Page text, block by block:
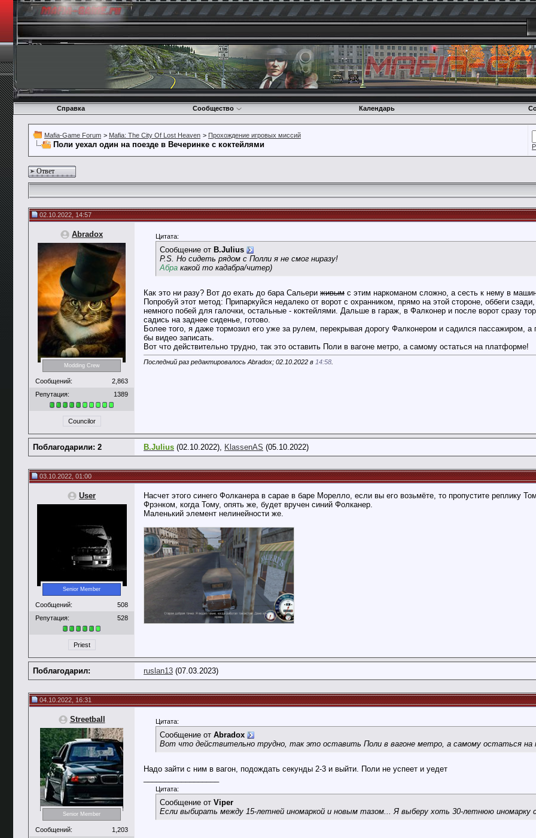
Справка Сообщество Календарь
Mafia-Game Forum > Mafia: The City Of Lost Heaven > Прохождение игровых миссий
Поли уехал один на поезде в Вечеринке с коктейлями
Ответ
02.10.2022, 14:57
Abradox
Modding Crew
Сообщений:
2,863
Репутация:
1389
Councilor
Цитата:
Сообщение от B.Julius
P.S. Но сидеть рядом с Полли я не смог ниразу!
Абра какой то кадабра/читер)
Как это ни разу? Вот до ехать до бара Сальери живым с этим наркоманом сложно, а сесть к нему в
Попробуй этот метод: Припаркуйся недалеко от ворот с охранником, прямо на этой стороне, оббеги
немного побей для галочки, остальные - коктейлями. Дальше в гараж, в Фалконер и после ворот сразу
садись на заднее сиденье, готово.
Более того, я даже тормозил его уже за рулем, перекрывая дорогу Фалконером и садился пассажиром,
бы видео записать.
Вот что действительно трудно, так это оставить Поли в вагоне метро, а самому остаться на платформе!
Последний раз редактировалось Abradox; 02.10.2022 в 14:58
Поблагодарили: 2 B.Julius (02.10.2022), KlassenAS (05.10.2022)
03.10.2022, 01:00
User
Senior Member
Сообщений:
508
Репутация:
528
Priest
Насчет этого синего Фолканера в сарае в баре Морелло, если вы его возьмёте, то пропустите реплику
Фрэнком, когда Тому, опять же, будет вручен синий Фолканер.
Маленький элемент нелинейности же.
Поблагодарил: ruslan13 (07.03.2023)
04.10.2022, 16:31
Streetball
Senior Member
Сообщений:
1,203
Цитата:
Сообщение от Abradox
Вот что действительно трудно, так это оставить Поли в вагоне метро, а самому остаться
Надо зайти с ним в вагон, подождать секунды 2-3 и выйти. Поли не успеет и уедет
Цитата:
Сообщение от Viper
Если выбирать между 15-летней иномаркой и новым тазом... Я выберу хоть 30-летнюю иномарку